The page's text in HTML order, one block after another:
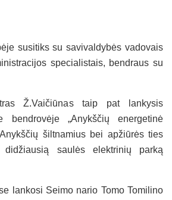
susitiks su savivaldybės vadovais
specialistais, bendraus su
Ž.Vaičiūnas taip pat lankysis
bendrovėje „Anykščių energetinė
šiltnamius bei apžiūrės ties
didžiausią saulės elektrinių parką
lankosi Seimo nario Tomo Tomilino